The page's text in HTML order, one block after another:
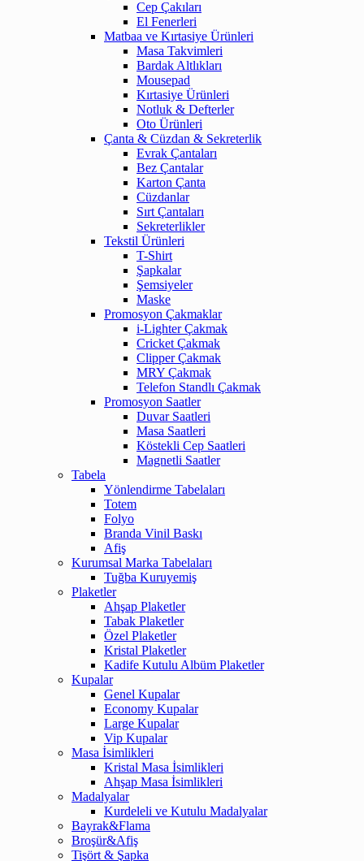
Cep Çakıları
El Fenerleri
Matbaa ve Kırtasiye Ürünleri
Masa Takvimleri
Bardak Altlıkları
Mousepad
Kırtasiye Ürünleri
Notluk & Defterler
Oto Ürünleri
Çanta & Cüzdan & Sekreterlik
Evrak Çantaları
Bez Çantalar
Karton Çanta
Cüzdanlar
Sırt Çantaları
Sekreterlikler
Tekstil Ürünleri
T-Shirt
Şapkalar
Şemsiyeler
Maske
Promosyon Çakmaklar
i-Lighter Çakmak
Cricket Çakmak
Clipper Çakmak
MRY Çakmak
Telefon Standlı Çakmak
Promosyon Saatler
Duvar Saatleri
Masa Saatleri
Köstekli Cep Saatleri
Magnetli Saatler
Tabela
Yönlendirme Tabelaları
Totem
Folyo
Branda Vinil Baskı
Afiş
Kurumsal Marka Tabelaları
Tuğba Kuruyemiş
Plaketler
Ahşap Plaketler
Tabak Plaketler
Özel Plaketler
Kristal Plaketler
Kadife Kutulu Albüm Plaketler
Kupalar
Genel Kupalar
Economy Kupalar
Large Kupalar
Vip Kupalar
Masa İsimlikleri
Kristal Masa İsimlikleri
Ahşap Masa İsimlikleri
Madalyalar
Kurdeleli ve Kutulu Madalyalar
Bayrak&Flama
Broşür&Afiş
Tişört & Şapka